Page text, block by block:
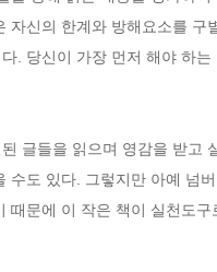
자신의 한계와 방해요소를
. 당신이 가장 먼저 해야 하
글들을 읽으며 영감을 받고
수도 있다. 그렇지만 아예 넘
때문에 이 작은 책이 실천도